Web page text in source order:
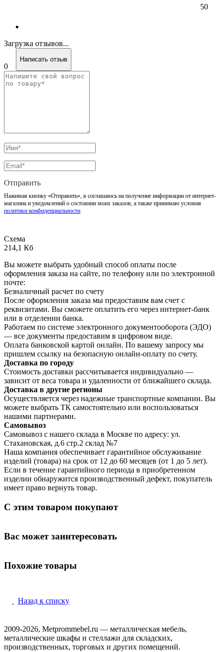
50
Загрузка отзывов...
0
Написать отзыв
Отправить
Нажимая кнопку «Отправить», я соглашаюсь на получение информации от интернет-
магазина и уведомлений о состоянии моих заказов, а также принимаю условия
политики конфиденциальности
Схема
214,1 Кб
Вы можете выбрать удобный способ оплаты после
оформления заказа на сайте, по телефону или по электронной
почте:
Безналичный расчет по счету
После оформления заказа мы предоставим вам счет с
реквизитами. Вы сможете оплатить его через интернет-банк
или в отделении банка.
Работаем по системе электронного документооборота (ЭДО)
— все документы предоставим в цифровом виде.
Оплата банковской картой онлайн. По вашему запросу мы
пришлем ссылку на безопасную онлайн-оплату по счету.
Доставка по городу
Стоимость доставки рассчитывается индивидуально —
зависит от веса товара и удаленности от ближайшего склада.
Доставка в другие регионы
Осуществляется через надежные транспортные компании. Вы
можете выбрать ТК самостоятельно или воспользоваться
нашими партнерами.
Самовывоз
Самовывоз с нашего склада в Москве по адресу: ул.
Стахановская, д.6 стр.2 склад №7
Наша компания обеспечивает гарантийное обслуживание
изделий (товара) на срок от 12 до 60 месяцев (от 1 до 5 лет).
Если в течение гарантийного периода в приобретенном
изделии обнаружится производственный дефект, покупатель
имеет право вернуть товар.
С этим товаром покупают
Вас может заинтересовать
Похожие товары
Назад к списку
2009-2026, Metprommebel.ru — металлическая мебель,
металлические шкафы и стеллажи для складских,
производственных, торговых и других помещений.